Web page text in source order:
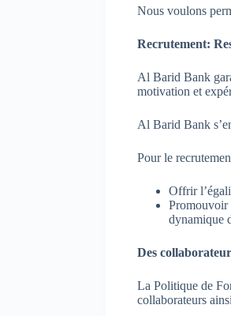
Nous voulons
Recrutement:
Al Barid Bank
motivation et
Al Barid Bank
Pour le
Offrir
Promouvoir
dynamique
Des
La Politique de
collaborateurs